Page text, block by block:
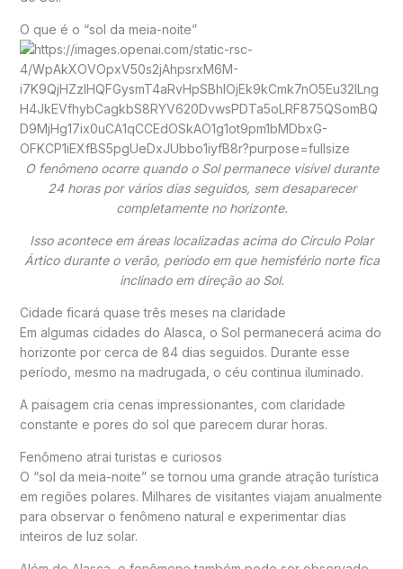
O que é o “sol da meia-noite”
O fenômeno ocorre quando o Sol permanece visível durante
24 horas por vários dias seguidos, sem desaparecer
completamente no horizonte.
Isso acontece em áreas localizadas acima do Círculo Polar
Árticodurante o verão, período em que hemisfério norte fica
inclinado em direção ao Sol.
Cidade ficará quase três meses na claridade
Em algumas cidades do Alasca , o Sol permanecerá acima do
horizonte por cerca de 84 dias seguidos. Durante esse
período, mesmo na madrugada, o céu continua iluminado.
A paisagem cria cenas impressionantes, com claridade
constante e pores do sol que parecem durar horas.
Fenômeno atrai turistas e curiosos
O “sol da meia-noite” se tornou uma grande atração turística
em regiões polares. Milhares de visitantes viajam anualmente
para observar o fenômeno natural e experimentar dias
inteiros de luz solar.